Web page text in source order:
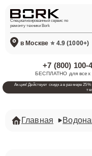
Специализированный сервис по
ремонту техники Bork
в Москве ⭐ 4.9 (1000+)
+7 (800) 100-
БЕСПЛАТНО для всех
Акция! Действует скидка в размере
Главная